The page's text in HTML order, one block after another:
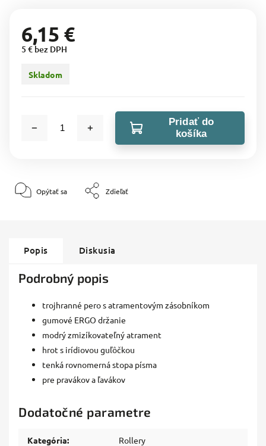
6,15 €
5 € bez DPH
Skladom
Pridať do
košíka
Opýtať sa Zdieľať
Popis Diskusia
Podrobný popis
trojhranné pero s atramentovým zásobníkom
gumové ERGO držanie
modrý zmizíkovateľný atrament
hrot s irídiovou guľôčkou
tenká rovnomerná stopa písma
pre pravákov a ľavákov
Dodatočné parametre
Kategória: Rollery